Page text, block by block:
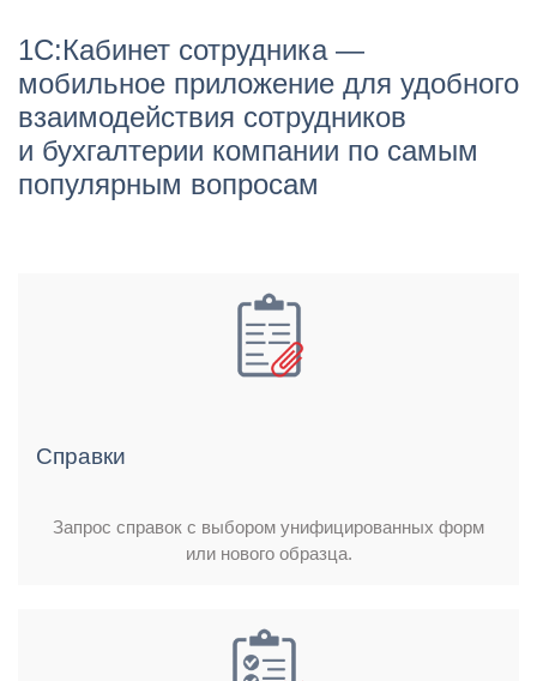
1С:Кабинет сотрудника —
мобильное приложение для удобного
взаимодействия сотрудников
и бухгалтерии компании по самым
популярным вопросам
Справки
Запрос справок с выбором унифицированных форм
или нового образца.